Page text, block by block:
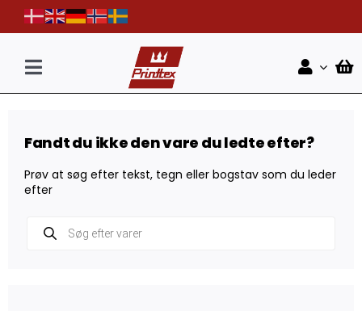
content
Toggle
Shop
Nyheder
Kontakt
Fandt du ikke den vare du ledte efter?
Prøv at søg efter tekst, tegn eller bogstav som du leder
efter
search